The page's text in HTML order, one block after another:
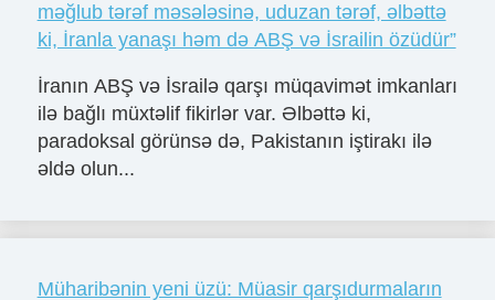
məğlub tərəf məsələsinə, uduzan tərəf, əlbəttə
ki, İranla yanaşı həm də ABŞ və İsrailin özüdür”
İranın ABŞ və İsrailə qarşı müqavimət imkanları
ilə bağlı müxtəlif fikirlər var. Əlbəttə ki,
paradoksal görünsə də, Pakistanın iştirakı ilə
əldə olun...
Müharibənin yeni üzü: Müasir qarşıdurmaların